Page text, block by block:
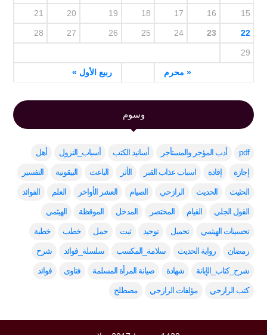
« محرم ربيع الأول »
15
16
17
18
19
20
21
22
23
24
25
26
27
28
29
وسوم
pdf أدب المؤجر والمستأجر أسانيد الكتب أسباب_النزول أهل
إجازة إفادة اسباب عذاب القبر الأثر الباعث البيقونية التفسير
الحثيث الحديث الرازحي الصيام العشر الأواخر العلم الفوائد
القول الجلي القيام المختصر المدخل الموقظة الهيثمي
تحسينات الهيثمي تحميل توحيد ثبت حمل خطب خطبة
رمضان رواية الحديث سلامة_المكسب سلسلة_فوائد شرح
شرح_كتاب_الإبانة شهادة صيانة المرأة المسلمة فتاوى فوائد
كتب الرازحي مؤلفات الرازحي مصطلح